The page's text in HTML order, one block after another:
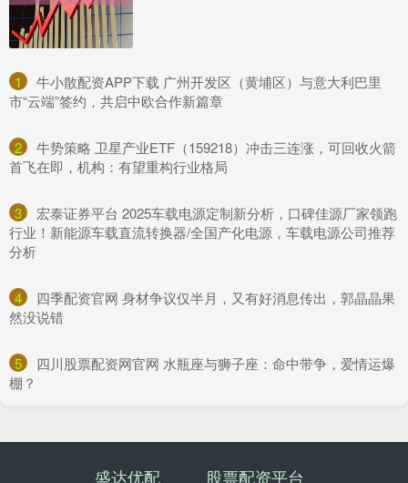
1
​牛小散配资APP下载 广州开发区（黄埔区）与意大利巴里
市“云端”签约，共启中欧合作新篇章
2
​牛势策略 卫星产业ETF（159218）冲击三连涨，可回收火箭
首飞在即，机构：有望重构行业格局
3
​宏泰证券平台 2025车载电源定制新分析，口碑佳源厂家领跑
行业！新能源车载直流转换器/全国产化电源，车载电源公司推荐
分析
4
​四季配资官网 身材争议仅半月，又有好消息传出，郭晶晶果
然没说错
5
​四川股票配资网官网 水瓶座与狮子座：命中带争，爱情运爆
棚？
盛达优配 股票配资平台